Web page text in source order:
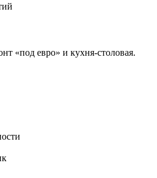
«под евро» и кухня-столовая.